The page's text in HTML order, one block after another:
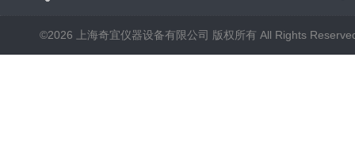
©2026 上海奇宜仪器设备有限公司 版权所有 All Rights